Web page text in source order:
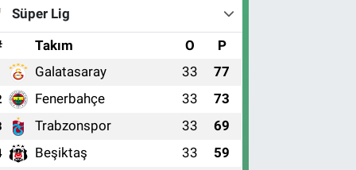
Süper Lig
Takım O P
Galatasaray 33 77
Fenerbahçe 33 73
Trabzonspor 33 69
Beşiktaş 33 59